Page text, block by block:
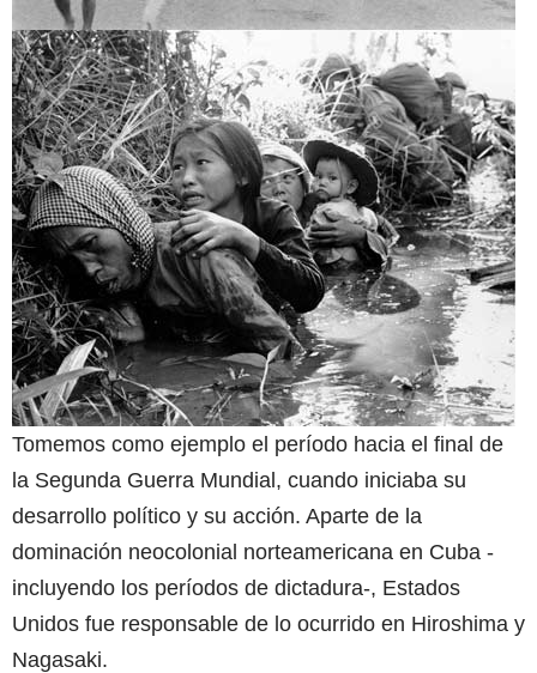
Tomemos como ejemplo el período hacia el final de
la Segunda Guerra Mundial, cuando iniciaba su
desarrollo político y su acción. Aparte de la
dominación neocolonial norteamericana en Cuba -
incluyendo los períodos de dictadura-, Estados
Unidos fue responsable de lo ocurrido en Hiroshima y
Nagasaki.